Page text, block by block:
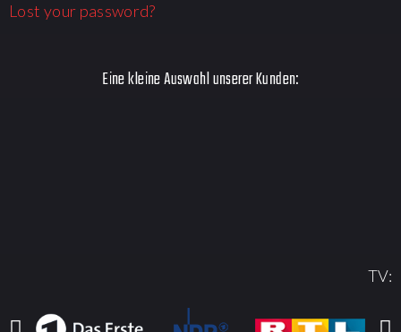
Lost your password?
Eine kleine Auswahl unserer Kunden:
TV: